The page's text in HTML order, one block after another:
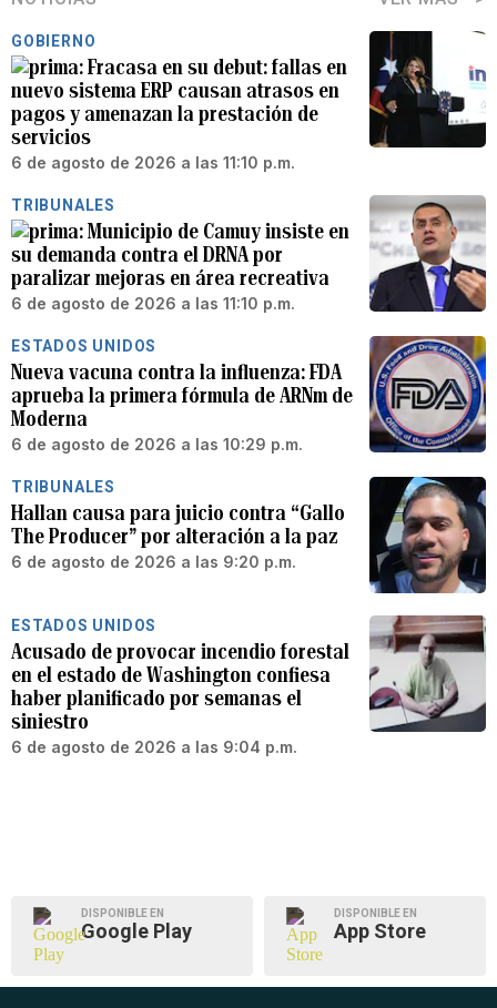
GOBIERNO
Fracasa en su debut: fallas en
nuevo sistema ERP causan atrasos en
pagos y amenazan la prestación de
servicios
6 de agosto de 2026 a las 11:10 p.m.
TRIBUNALES
Municipio de Camuy insiste en
su demanda contra el DRNA por
paralizar mejoras en área recreativa
6 de agosto de 2026 a las 11:10 p.m.
ESTADOS UNIDOS
Nueva vacuna contra la influenza: FDA
aprueba la primera fórmula de ARNm de
Moderna
6 de agosto de 2026 a las 10:29 p.m.
TRIBUNALES
Hallan causa para juicio contra “Gallo
The Producer” por alteración a la paz
6 de agosto de 2026 a las 9:20 p.m.
ESTADOS UNIDOS
Acusado de provocar incendio forestal
en el estado de Washington confiesa
haber planificado por semanas el
siniestro
6 de agosto de 2026 a las 9:04 p.m.
DISPONIBLE EN
Google Play
DISPONIBLE EN
App Store